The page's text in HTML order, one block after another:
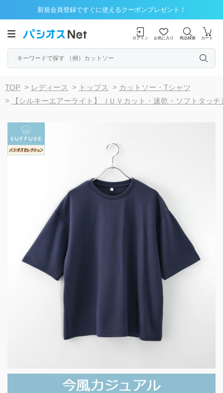
新規会員登録ですぐに使えるクーポンプレゼント！
ログイン お気に入り 商品検索 カート
TOP > レディース > トップス > カットソー・Tシャツ
>
【シルキーエアーライト】（ＵＶカット・速乾・ソフトタッ